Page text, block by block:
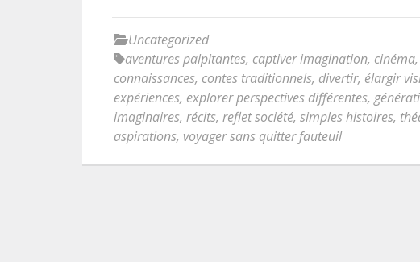
Uncategorized
aventures palpitantes, captiver imagination, cinéma,
connaissances, contes traditionnels, divertir, élargir
expériences, explorer perspectives différentes,
imaginaires, récits, reflet société, simples histoires,
aspirations, voyager sans quitter fauteuil